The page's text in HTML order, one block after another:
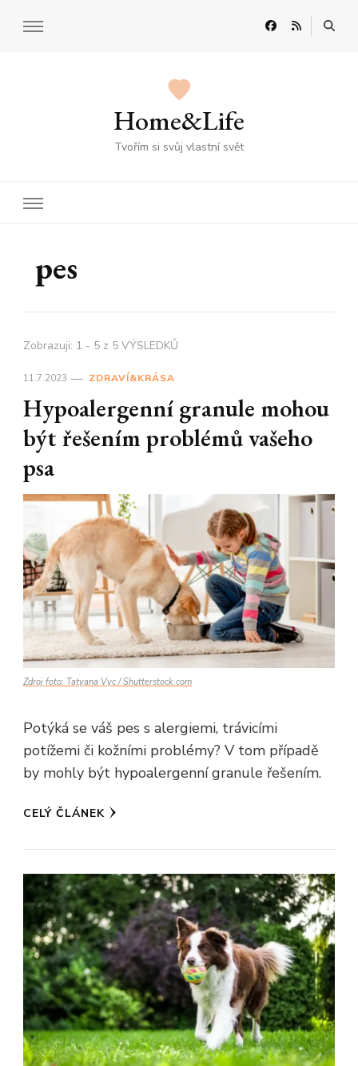
Home&Life
Tvořím si svůj vlastní svět
pes
Zobrazuji: 1 - 5 z 5 VÝSLEDKŮ
11.7.2023 ZDRAVÍ&KRÁSA
Hypoalergenní granule mohou
být řešením problémů vašeho
psa
Zdroj foto: Tatyana Vyc / Shutterstock.com
Potýká se váš pes s alergiemi, trávicími
potížemi či kožními problémy? V tom případě
by mohly být hypoalergenní granule řešením.
CELÝ ČLÁNEK